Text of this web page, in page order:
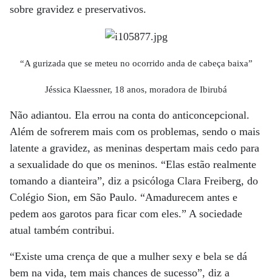
sobre gravidez e preservativos.
“A gurizada que se meteu no ocorrido anda de cabeça baixa”
Jéssica Klaessner, 18 anos, moradora de Ibirubá
Não adiantou. Ela errou na conta do anticoncepcional.
Além de sofrerem mais com os problemas, sendo o mais
latente a gravidez, as meninas despertam mais cedo para
a sexualidade do que os meninos. “Elas estão realmente
tomando a dianteira”, diz a psicóloga Clara Freiberg, do
Colégio Sion, em São Paulo. “Amadurecem antes e
pedem aos garotos para ficar com eles.” A sociedade
atual também contribui.
“Existe uma crença de que a mulher sexy e bela se dá
bem na vida, tem mais chances de sucesso”, diz a